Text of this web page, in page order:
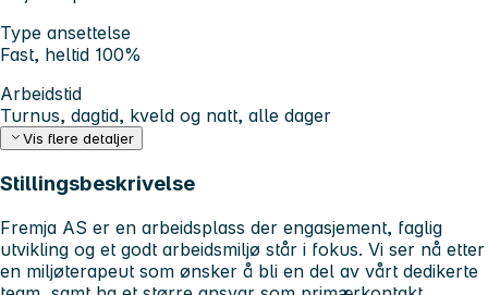
Type ansettelse
Fast, heltid 100%
Arbeidstid
Turnus, dagtid, kveld og natt, alle dager
Vis flere detaljer
Stillingsbeskrivelse
Fremja AS er en arbeidsplass der engasjement, faglig
utvikling og et godt arbeidsmiljø står i fokus. Vi ser nå etter
en miljøterapeut som ønsker å bli en del av vårt dedikerte